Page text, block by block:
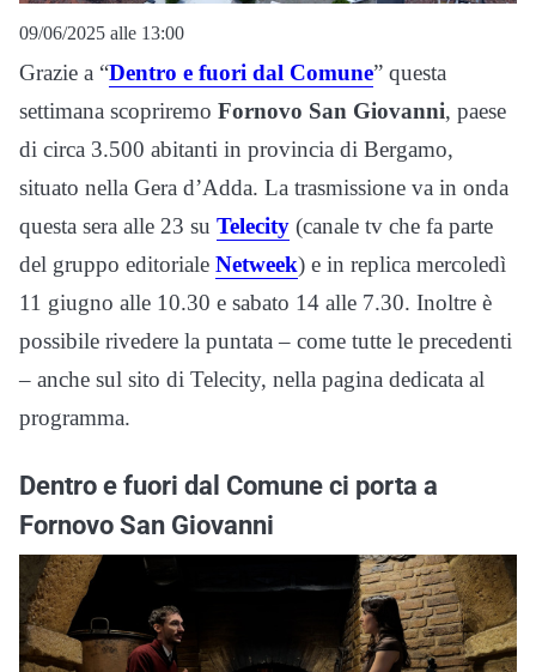
09/06/2025 alle 13:00
Grazie a “Dentro e fuori dal Comune” questa
settimana scopriremo Fornovo San Giovanni, paese
di circa 3.500 abitanti in provincia di Bergamo,
situato nella Gera d’Adda. La trasmissione va in onda
questa sera alle 23 su Telecity (canale tv che fa parte
del gruppo editoriale Netweek) e in replica mercoledì
11 giugno alle 10.30 e sabato 14 alle 7.30. Inoltre è
possibile rivedere la puntata – come tutte le precedenti
– anche sul sito di Telecity, nella pagina dedicata al
programma.
Dentro e fuori dal Comune ci porta a
Fornovo San Giovanni